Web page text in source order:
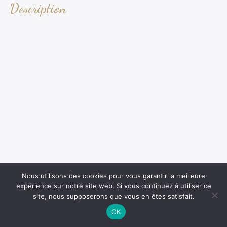
Description
Nous utilisons des cookies pour vous garantir la meilleure
expérience sur notre site web. Si vous continuez à utiliser ce
site, nous supposerons que vous en êtes satisfait.
OK